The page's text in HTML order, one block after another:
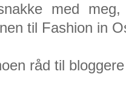
med
til Fashion in
råd til